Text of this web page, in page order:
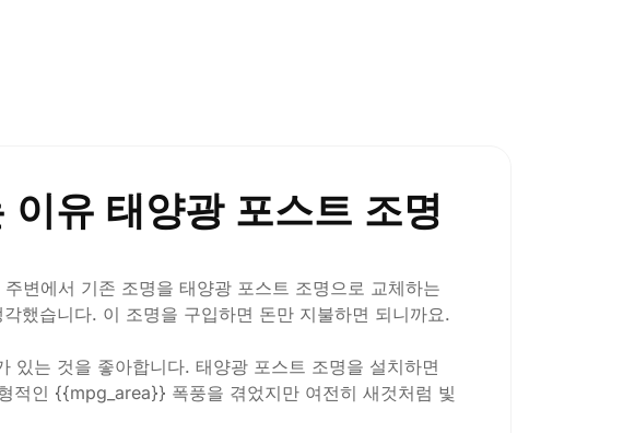
유 태양광 포스트 조명
변에서 기존 조명을 태양광 포스트 조명으로 교체하는
했습니다. 이 조명을 구입하면 돈만 지불하면 되니까요.
있는 것을 좋아합니다. 태양광 포스트 조명을 설치하면
적인 {{mpg_area}} 폭풍을 겪었지만 여전히 새것처럼 빛